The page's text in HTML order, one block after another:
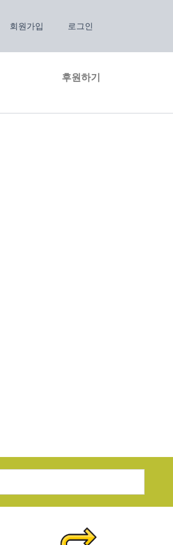
회원가입 로그인
후원하기